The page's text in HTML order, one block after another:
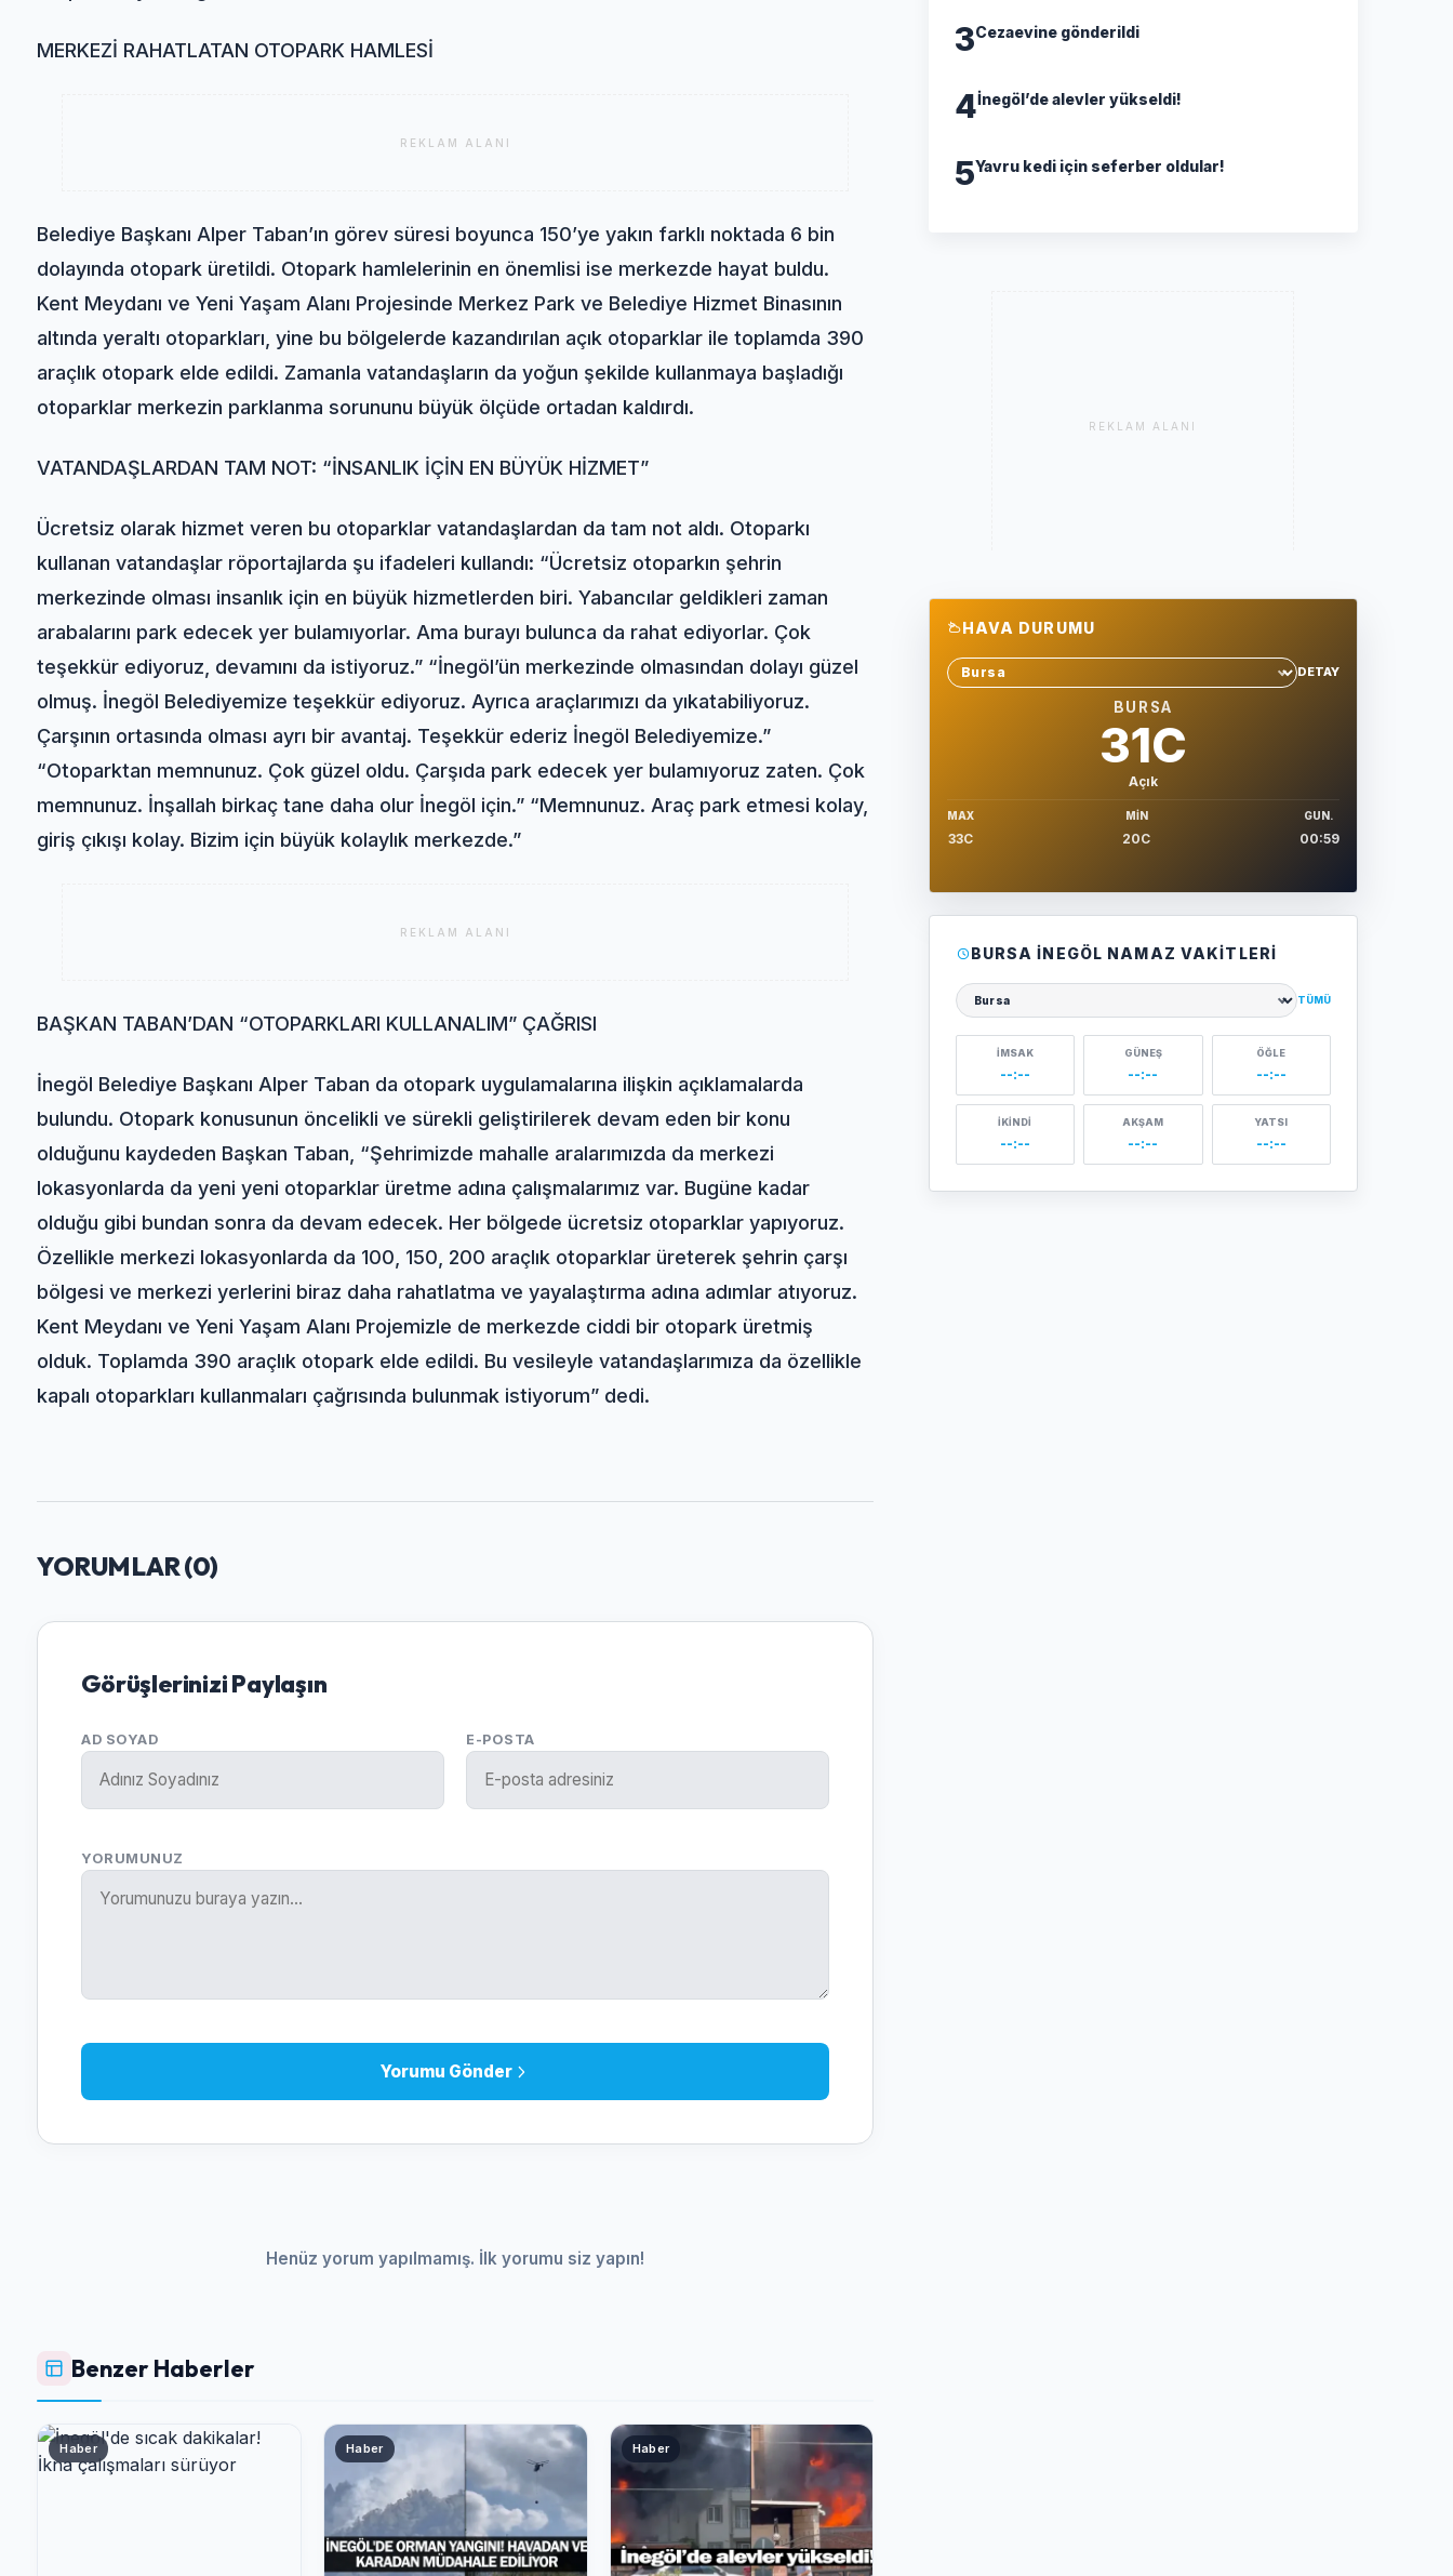
MERKEZİ RAHATLATAN OTOPARK HAMLESİ
REKLAM ALANI
Belediye Başkanı Alper Taban’ın görev süresi boyunca 150’ye yakın farklı noktada 6 bin
dolayında otopark üretildi. Otopark hamlelerinin en önemlisi ise merkezde hayat buldu.
Kent Meydanı ve Yeni Yaşam Alanı Projesinde Merkez Park ve Belediye Hizmet Binasının
altında yeraltı otoparkları, yine bu bölgelerde kazandırılan açık otoparklar ile toplamda 390
araçlık otopark elde edildi. Zamanla vatandaşların da yoğun şekilde kullanmaya başladığı
otoparklar merkezin parklanma sorununu büyük ölçüde ortadan kaldırdı.
VATANDAŞLARDAN TAM NOT: “İNSANLIK İÇİN EN BÜYÜK HİZMET”
Ücretsiz olarak hizmet veren bu otoparklar vatandaşlardan da tam not aldı. Otoparkı
kullanan vatandaşlar röportajlarda şu ifadeleri kullandı: “Ücretsiz otoparkın şehrin
merkezinde olması insanlık için en büyük hizmetlerden biri. Yabancılar geldikleri zaman
arabalarını park edecek yer bulamıyorlar. Ama burayı bulunca da rahat ediyorlar. Çok
teşekkür ediyoruz, devamını da istiyoruz.” “İnegöl’ün merkezinde olmasından dolayı güzel
olmuş. İnegöl Belediyemize teşekkür ediyoruz. Ayrıca araçlarımızı da yıkatabiliyoruz.
Çarşının ortasında olması ayrı bir avantaj. Teşekkür ederiz İnegöl Belediyemize.”
“Otoparktan memnunuz. Çok güzel oldu. Çarşıda park edecek yer bulamıyoruz zaten. Çok
memnunuz. İnşallah birkaç tane daha olur İnegöl için.” “Memnunuz. Araç park etmesi kolay,
giriş çıkışı kolay. Bizim için büyük kolaylık merkezde.”
REKLAM ALANI
BAŞKAN TABAN’DAN “OTOPARKLARI KULLANALIM” ÇAĞRISI
İnegöl Belediye Başkanı Alper Taban da otopark uygulamalarına ilişkin açıklamalarda
bulundu. Otopark konusunun öncelikli ve sürekli geliştirilerek devam eden bir konu
olduğunu kaydeden Başkan Taban, “Şehrimizde mahalle aralarımızda da merkezi
lokasyonlarda da yeni yeni otoparklar üretme adına çalışmalarımız var. Bugüne kadar
olduğu gibi bundan sonra da devam edecek. Her bölgede ücretsiz otoparklar yapıyoruz.
Özellikle merkezi lokasyonlarda da 100, 150, 200 araçlık otoparklar üreterek şehrin çarşı
bölgesi ve merkezi yerlerini biraz daha rahatlatma ve yayalaştırma adına adımlar atıyoruz.
Kent Meydanı ve Yeni Yaşam Alanı Projemizle de merkezde ciddi bir otopark üretmiş
olduk. Toplamda 390 araçlık otopark elde edildi. Bu vesileyle vatandaşlarımıza da özellikle
kapalı otoparkları kullanmaları çağrısında bulunmak istiyorum” dedi.
YORUMLAR (0)
Görüşlerinizi Paylaşın
AD SOYAD E-POSTA
YORUMUNUZ
Yorumu Gönder
Henüz yorum yapılmamış. İlk yorumu siz yapın!
Benzer Haberler
Haber Haber Haber
3Cezaevine gönderildi
4İnegöl’de alevler yükseldi!
5Yavru kedi için seferber oldular!
REKLAM ALANI
HAVA DURUMU
Sehir sec
DETAY
BURSA
31C
Açık
MAX
33C
MIN
20C
GUN.
00:59
BURSA İNEGÖL NAMAZ VAKITLERI
Şehir seçin
TÜMÜ
İMSAK
--:--
GÜNEŞ
--:--
ÖĞLE
--:--
İKINDI
--:--
AKŞAM
--:--
YATSI
--:--